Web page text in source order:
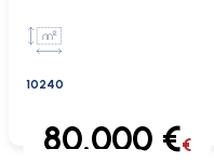
10240
80.000 €€